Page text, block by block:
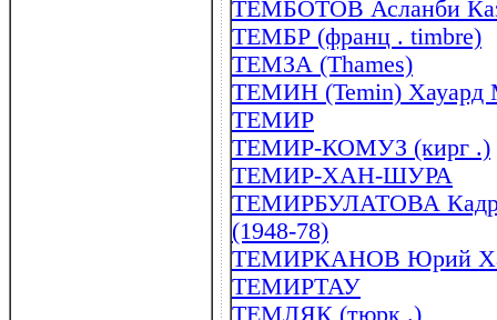
ТЕМБОТОВ Асланби
ТЕМБР (франц . timbre)
ТЕМЗА (Thames)
ТЕМИН (Temin) Хауард
ТЕМИР
ТЕМИР-КОМУЗ (кирг .)
ТЕМИР-ХАН-ШУРА
ТЕМИРБУЛАТОВА
(1948-78)
ТЕМИРКАНОВ Юрий
ТЕМИРТАУ